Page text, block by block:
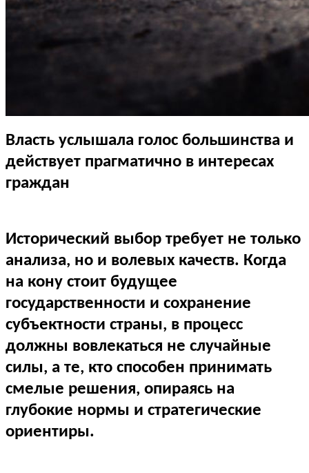
Власть услышала голос большинства и
действует прагматично в интересах
граждан
Исторический выбор требует не только
анализа, но и волевых качеств. Когда
на кону стоит будущее
государственности и сохранение
субъектности страны, в процесс
должны вовлекаться не случайные
силы, а те, кто способен принимать
смелые решения, опираясь на
глубокие нормы и стратегические
ориентиры.